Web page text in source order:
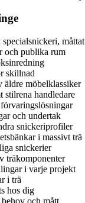
och publika rum
skillnad
äldre möbelklassiker
stilrena handledare
och undertak
snickeriprofiler
i massivt trä
snickerier
träkomponenter
i varje projekt
i trä
hos dig